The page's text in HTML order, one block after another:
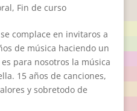
, Fin de curso
complace en invitaros a
de música haciendo un
para nosotros la música
15 años de canciones,
y sobretodo de